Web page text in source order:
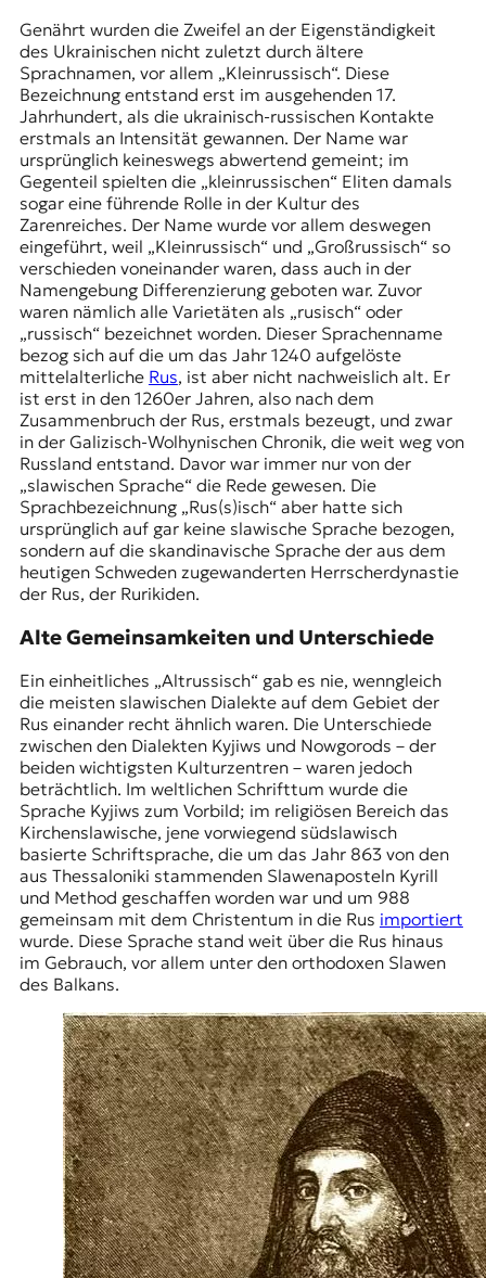
e
n
k
o
m
p
e
t
e
n
z
z
u
O
s
t
e
u
r
o
p
a
.
Genährt wurden die Zweifel an der Eigenständigkeit
des Ukrainischen nicht zuletzt durch ältere
Sprachnamen, vor allem „Kleinrussisch“. Diese
Bezeichnung entstand erst im ausgehenden 17.
Jahrhundert, als die ukrainisch-russischen Kontakte
erstmals an Intensität gewannen. Der Name war
ursprünglich keineswegs abwertend gemeint; im
Gegenteil spielten die „kleinrussischen“ Eliten damals
sogar eine führende Rolle in der Kultur des
Zarenreiches. Der Name wurde vor allem deswegen
eingeführt, weil „Kleinrussisch“ und „Großrussisch“ so
verschieden voneinander waren, dass auch in der
Namengebung Differenzierung geboten war. Zuvor
waren nämlich alle Varietäten als „rusisch“ oder
„russisch“ bezeichnet worden. Dieser Sprachenname
bezog sich auf die um das Jahr 1240 aufgelöste
mittelalterliche Rus, ist aber nicht nachweislich alt. Er
ist erst in den 1260er Jahren, also nach dem
Zusammenbruch der Rus, erstmals bezeugt, und zwar
in der Galizisch-Wolhynischen Chronik, die weit weg von
Russland entstand. Davor war immer nur von der
„slawischen Sprache“ die Rede gewesen. Die
Sprachbezeichnung „Rus(s)isch“ aber hatte sich
ursprünglich auf gar keine slawische Sprache bezogen,
sondern auf die skandinavische Sprache der aus dem
heutigen Schweden zugewanderten Herrscherdynastie
der Rus, der Rurikiden.
Alte Gemeinsamkeiten und Unterschiede
Ein einheitliches „Altrussisch“ gab es nie, wenngleich
die meisten slawischen Dialekte auf dem Gebiet der
Rus einander recht ähnlich waren. Die Unterschiede
zwischen den Dialekten Kyjiws und Nowgorods – der
beiden wichtigsten Kulturzentren – waren jedoch
beträchtlich. Im weltlichen Schrifttum wurde die
Sprache Kyjiws zum Vorbild; im religiösen Bereich das
Kirchenslawische, jene vorwiegend südslawisch
basierte Schriftsprache, die um das Jahr 863 von den
aus Thessaloniki stammenden Slawenaposteln Kyrill
und Method geschaffen worden war und um 988
gemeinsam mit dem Christentum in die Rus importiert
wurde. Diese Sprache stand weit über die Rus hinaus
im Gebrauch, vor allem unter den orthodoxen Slawen
des Balkans.